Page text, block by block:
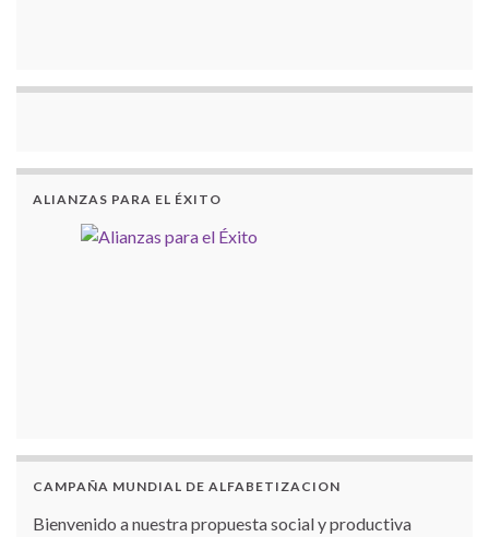
ALIANZAS PARA EL ÉXITO
CAMPAÑA MUNDIAL DE ALFABETIZACION
Bienvenido a nuestra propuesta social y productiva